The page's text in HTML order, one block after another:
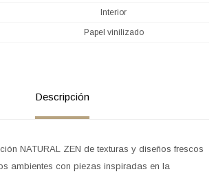
Interior
Papel vinilizado
Descripción
NATURAL ZEN de texturas y diseños frescos
ambientes con piezas inspiradas en la